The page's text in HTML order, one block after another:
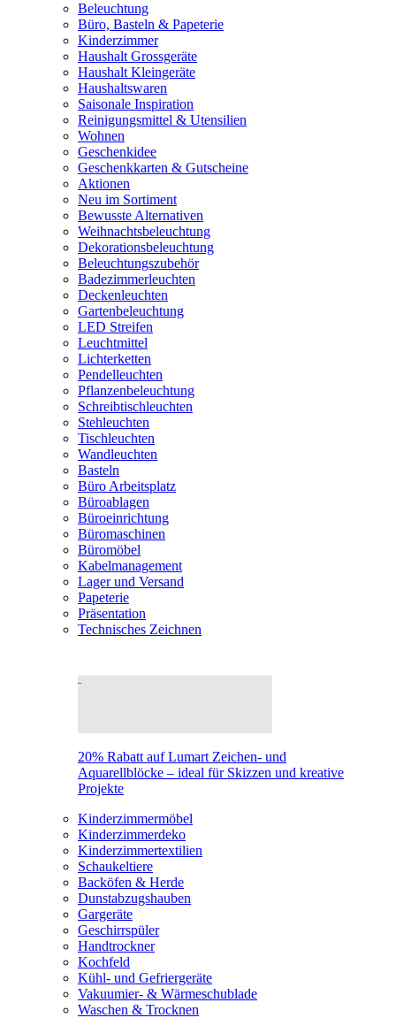
Beleuchtung
Büro, Basteln & Papeterie
Kinderzimmer
Haushalt Grossgeräte
Haushalt Kleingeräte
Haushaltswaren
Saisonale Inspiration
Reinigungsmittel & Utensilien
Wohnen
Geschenkidee
Geschenkkarten & Gutscheine
Aktionen
Neu im Sortiment
Bewusste Alternativen
Weihnachtsbeleuchtung
Dekorationsbeleuchtung
Beleuchtungszubehör
Badezimmerleuchten
Deckenleuchten
Gartenbeleuchtung
LED Streifen
Leuchtmittel
Lichterketten
Pendelleuchten
Pflanzenbeleuchtung
Schreibtischleuchten
Stehleuchten
Tischleuchten
Wandleuchten
Basteln
Büro Arbeitsplatz
Büroablagen
Büroeinrichtung
Büromaschinen
Büromöbel
Kabelmanagement
Lager und Versand
Papeterie
Präsentation
Technisches Zeichnen
20% Rabatt auf Lumart Zeichen- und
Aquarellblöcke – ideal für Skizzen und kreative
Projekte
Kinderzimmermöbel
Kinderzimmerdeko
Kinderzimmertextilien
Schaukeltiere
Backöfen & Herde
Dunstabzugshauben
Gargeräte
Geschirrspüler
Handtrockner
Kochfeld
Kühl- und Gefriergeräte
Vakuumier- & Wärmeschublade
Waschen & Trocknen